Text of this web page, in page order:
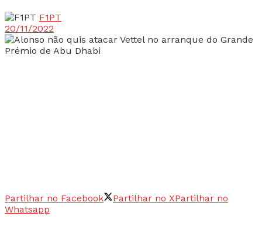
F1PT
20/11/2022
Partilhar no Facebook Partilhar no XPartilhar no
Whatsapp